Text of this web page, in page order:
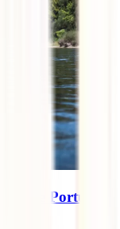
de Portugal